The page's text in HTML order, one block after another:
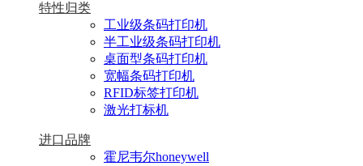
特性归类
工业级条码打印机
半工业级条码打印机
桌面型条码打印机
宽幅条码打印机
RFID标签打印机
激光打标机
进口品牌
霍尼韦尔honeywell